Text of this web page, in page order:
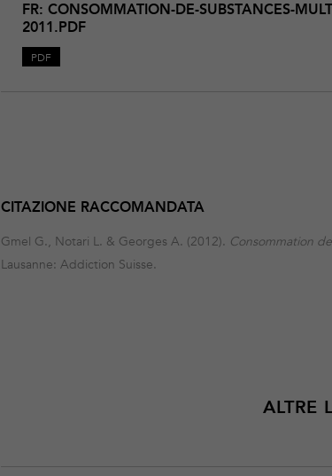
FR: CONSOMMATION-DE-SUBSTANCES-
2011.PDF
PDF
substances-
multiples-
rapport-
CITAZIONE RACCOMANDATA
Gmel G., Notari L. & Georges A. (2012). Consommation
Lausanne: Addiction Suisse.
ALTRE